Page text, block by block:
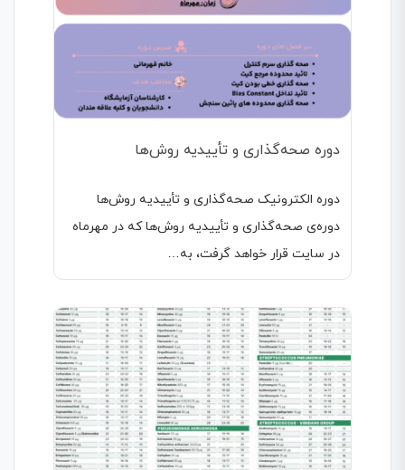
دوره صحه‌گذاری و تأییدیه روش‌ها
دوره الکترونیک صحه‌گذاری و تأییدیه روش‌ها
دوره‌ی صحه‌گذاری و تأییدیه روش‌ها که در مهرماه
در سایت قرار خواهد گرفت، به…